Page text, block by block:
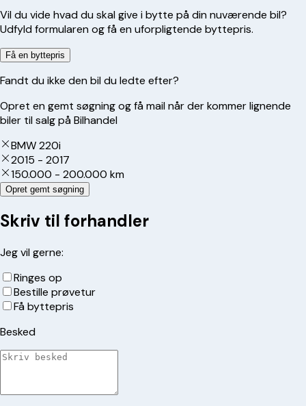
Vil du vide hvad du skal give i bytte på din nuværende bil?
Udfyld formularen og få en uforpligtende byttepris.
Få en byttepris
Fandt du ikke den bil du ledte efter?
Opret en gemt søgning og få mail når der kommer lignende
biler til salg på Bilhandel
BMW 220i
2015 - 2017
150.000 - 200.000 km
Opret gemt søgning
Skriv til forhandler
Jeg vil gerne:
Ringes op
Bestille prøvetur
Få byttepris
Besked